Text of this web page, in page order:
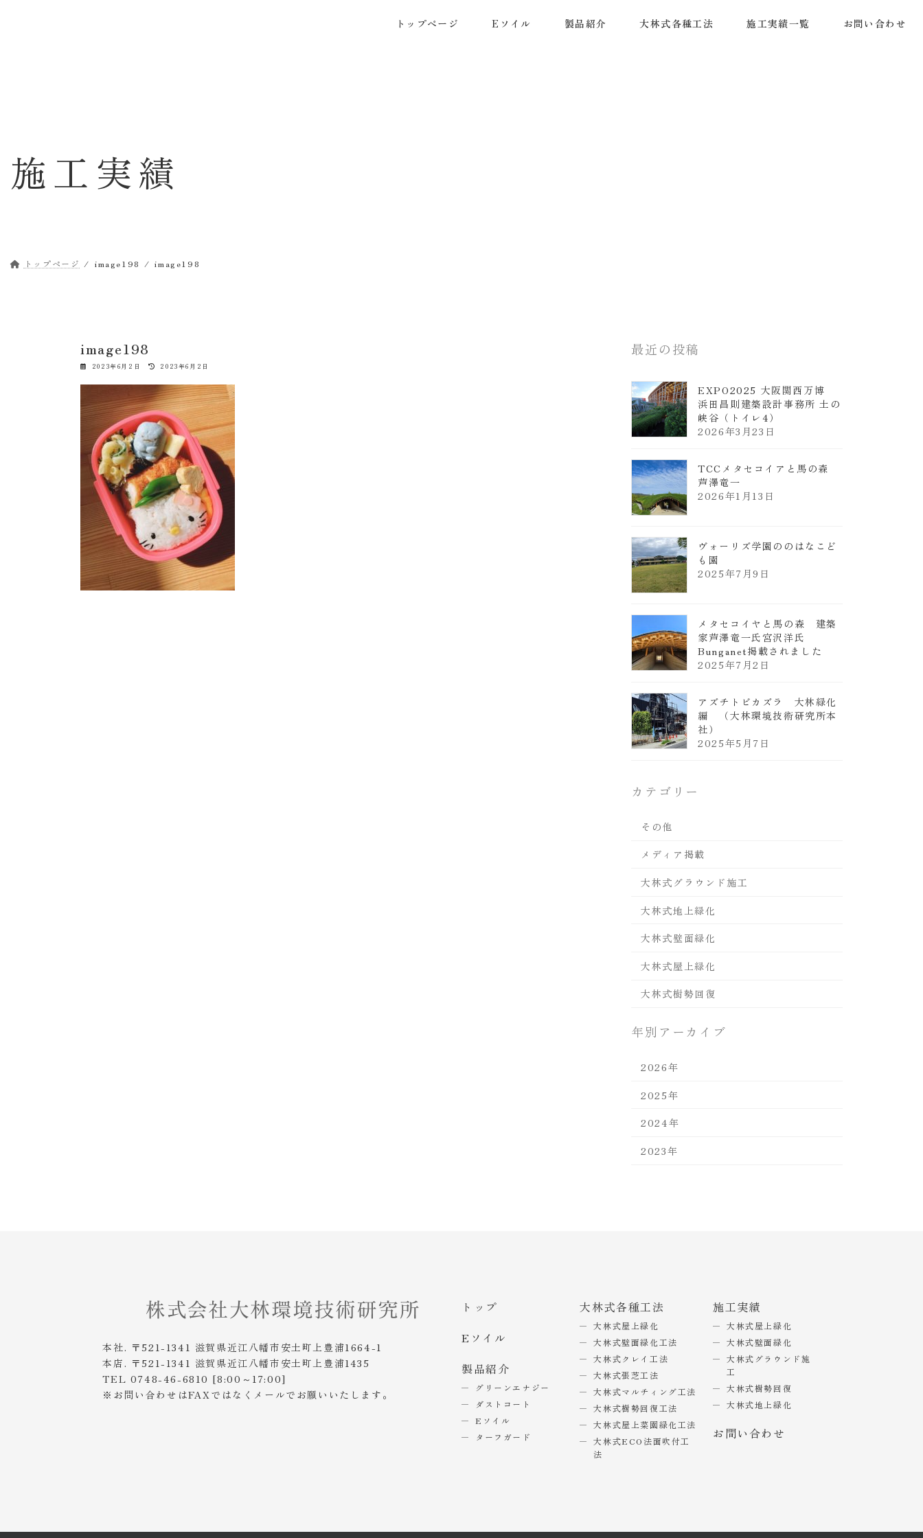
トップページ Eソイル 製品紹介 大林式各種工法 施工実績一覧 お問い合わせ
施工実績
トップページ image198 image198
image198
2023年6月2日
最
更
新
日
時
:
2023年6月2日
最近の投稿
EXPO2025 大阪関西万博
浜田昌則建築設計事務所 土の
峡谷（トイレ4）
2026年3月23日
TCCメタセコイアと馬の森
芦澤竜一
2026年1月13日
ヴォーリズ学園ののはなこど
も園
2025年7月9日
メタセコイヤと馬の森 建築
家芦澤竜一氏宮沢洋氏
Bunganet掲載されました
2025年7月2日
アズチトビカズラ 大林緑化
編 （大林環境技術研究所本
社）
2025年5月7日
カテゴリー
その他
メディア掲載
大林式グラウンド施工
大林式地上緑化
大林式壁面緑化
大林式屋上緑化
大林式樹勢回復
年別アーカイブ
2026年
2025年
2024年
2023年
本社. 〒521-1341 滋賀県近江八幡市安土町上豊浦1664-1
本店. 〒521-1341 滋賀県近江八幡市安土町上豊浦1435
TEL 0748-46-6810 [8:00～17:00]
※お問い合わせはFAXではなくメールでお願いいたします。
トップ
Eソイル
製品紹介
グリーンエナジー
ダストコート
Eソイル
ターフガード
大林式各種工法
大林式屋上緑化
大林式壁面緑化工法
大林式クレイ工法
大林式張芝工法
大林式マルチィング工法
大林式樹勢回復工法
大林式屋上菜園緑化工法
大林式ECO法面吹付工
法
施工実績
大林式屋上緑化
大林式壁面緑化
大林式グラウンド施
工
大林式樹勢回復
大林式地上緑化
お問い合わせ